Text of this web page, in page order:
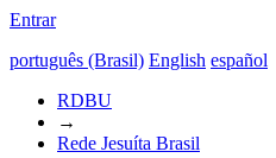
Entrar
português (Brasil) English español
RDBU
→
Rede Jesuíta Brasil